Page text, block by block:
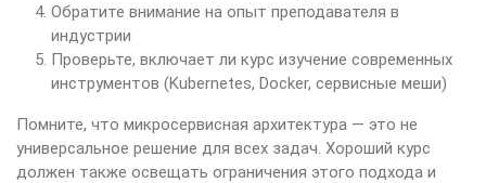
Обратите внимание на опыт преподавателя в
индустрии
Проверьте, включает ли курс изучение современных
инструментов (Kubernetes, Docker, сервисные меши)
Помните, что микросервисная архитектура — это не
универсальное решение для всех задач. Хороший курс
должен также освещать ограничения этого подхода и